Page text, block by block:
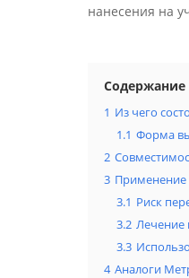
нанесения на
Содержание
1 Из чего
1.1 Форма
2
3 Применение
3.1 Риск
3.2 Лечение
3.3
4 Аналоги